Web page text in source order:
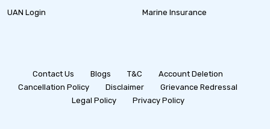
UAN Login
Marine Insurance
Contact Us Blogs T&C
Account Deletion
Cancellation Policy
Disclaimer
Grievance Redressal
Legal Policy
Privacy Policy